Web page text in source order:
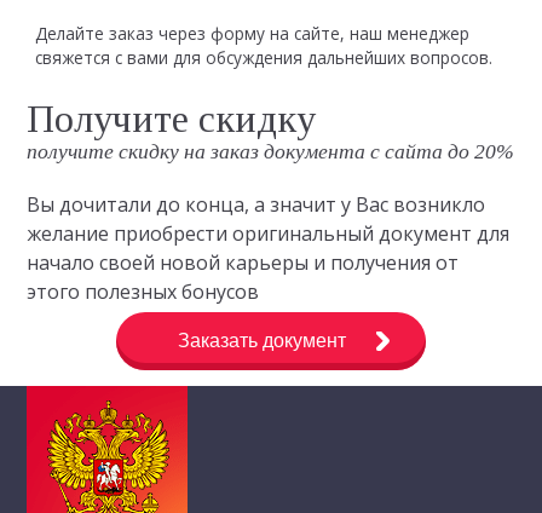
Делайте заказ через форму на сайте, наш менеджер
свяжется с вами для обсуждения дальнейших вопросов.
Получите скидку
получите скидку на заказ документа с сайта до 20%
Вы дочитали до конца, а значит у Вас возникло
желание приобрести оригинальный документ для
начало своей новой карьеры и получения от
этого полезных бонусов
Заказать документ